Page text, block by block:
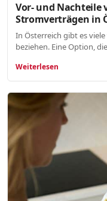
Vor- und Nachteile
Stromverträgen in
In Österreich gibt es
beziehen. Eine Option,
Weiterlesen